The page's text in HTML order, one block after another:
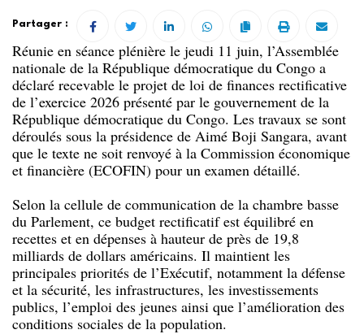
Partager :
Réunie en séance plénière le jeudi 11 juin, l’Assemblée
nationale de la République démocratique du Congo a
déclaré recevable le projet de loi de finances rectificative
de l’exercice 2026 présenté par le gouvernement de la
République démocratique du Congo. Les travaux se sont
déroulés sous la présidence de Aimé Boji Sangara, avant
que le texte ne soit renvoyé à la Commission économique
et financière (ECOFIN) pour un examen détaillé.
Selon la cellule de communication de la chambre basse
du Parlement, ce budget rectificatif est équilibré en
recettes et en dépenses à hauteur de près de 19,8
milliards de dollars américains. Il maintient les
principales priorités de l’Exécutif, notamment la défense
et la sécurité, les infrastructures, les investissements
publics, l’emploi des jeunes ainsi que l’amélioration des
conditions sociales de la population.